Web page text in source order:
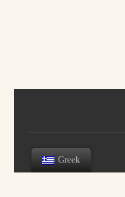
Greek